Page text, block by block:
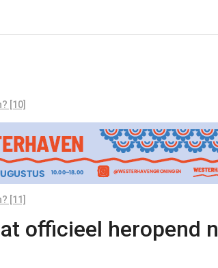
[10]
[11]
officieel heropend